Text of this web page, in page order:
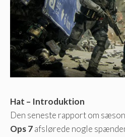
Hat – Introduktion
Den seneste rapport om
Ops 7afslørede nogle